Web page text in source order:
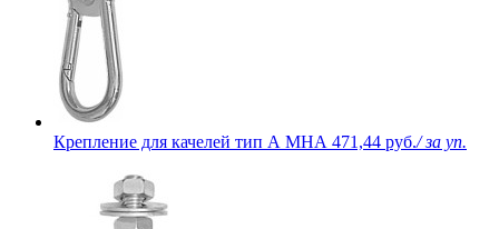
Крепление для качелей тип А МНА 471,44 руб./ за уп.